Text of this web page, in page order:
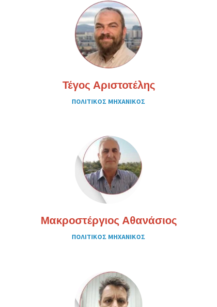
Τέγος Αριστοτέλης
ΠΟΛΙΤΙΚΟΣ ΜΗΧΑΝΙΚΟΣ
Μακροστέργιος Αθανάσιος
ΠΟΛΙΤΙΚΟΣ ΜΗΧΑΝΙΚΟΣ